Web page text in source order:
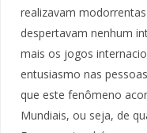
realizavam
despertavam nenhum
mais os jogos
entusiasmo nas
que este fenômeno
Mundiais, ou seja, de